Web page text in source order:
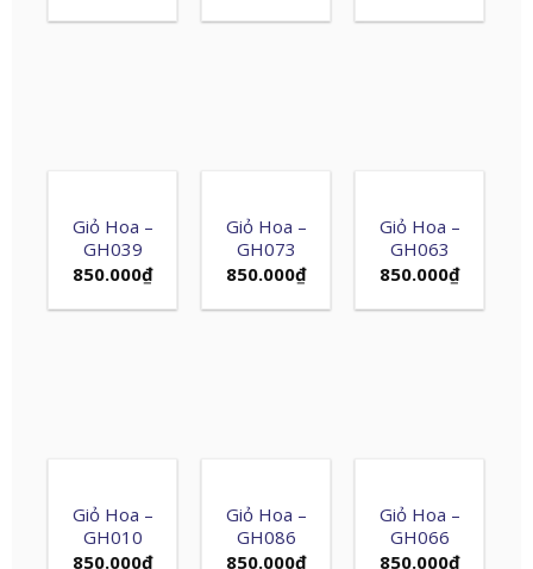
Giỏ Hoa –
GH039
850.000₫
Giỏ Hoa –
GH073
850.000₫
Giỏ Hoa –
GH063
850.000₫
Giỏ Hoa –
GH010
850.000₫
Giỏ Hoa –
GH086
850.000₫
Giỏ Hoa –
GH066
850.000₫